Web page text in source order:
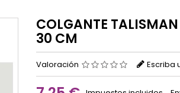
COLGANTE
30 CM
Valoración Escriba